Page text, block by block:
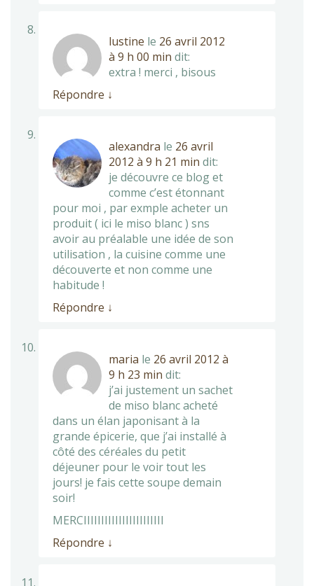
lustine le 26 avril 2012
à 9 h 00 min dit:
extra ! merci , bisous
Répondre ↓
alexandra le 26 avril
2012 à 9 h 21 min dit:
je découvre ce blog et
comme c’est étonnant
pour moi , par exmple acheter un
produit ( ici le miso blanc ) sns
avoir au préalable une idée de son
utilisation , la cuisine comme une
découverte et non comme une
habitude !
Répondre ↓
maria le 26 avril 2012 à
9 h 23 min dit:
j’ai justement un sachet
de miso blanc acheté
dans un élan japonisant à la
grande épicerie, que j’ai installé à
côté des céréales du petit
déjeuner pour le voir tout les
jours! je fais cette soupe demain
soir!
MERCIIIIIIIIIIIIIIIIIIIIIII
Répondre ↓